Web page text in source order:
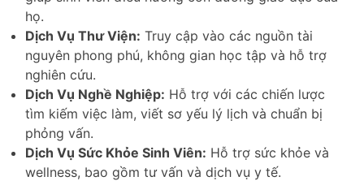
họ.
Dịch Vụ Thư Viện: Truy cập vào các nguồn tài
nguyên phong phú, không gian học tập và hỗ trợ
nghiên cứu.
Dịch Vụ Nghề Nghiệp: Hỗ trợ với các chiến lược
tìm kiếm việc làm, viết sơ yếu lý lịch và chuẩn bị
phỏng vấn.
Dịch Vụ Sức Khỏe Sinh Viên: Hỗ trợ sức khỏe và
wellness, bao gồm tư vấn và dịch vụ y tế.